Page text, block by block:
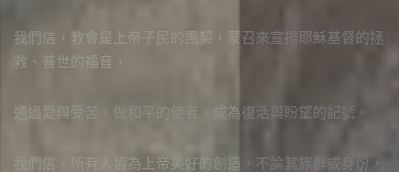
我們信，教會是上帝子民的團契，蒙召來宣揚耶穌基督的拯
救、普世的福音，
通過愛與受苦，做和平的使者，成為復活與盼望的記號。
我們信，所有人皆為上帝美好的創造，不論其族群或身份，